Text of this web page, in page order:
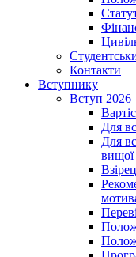
Контакти
Вступнику
Вступ 2026
Для
Для
вищої